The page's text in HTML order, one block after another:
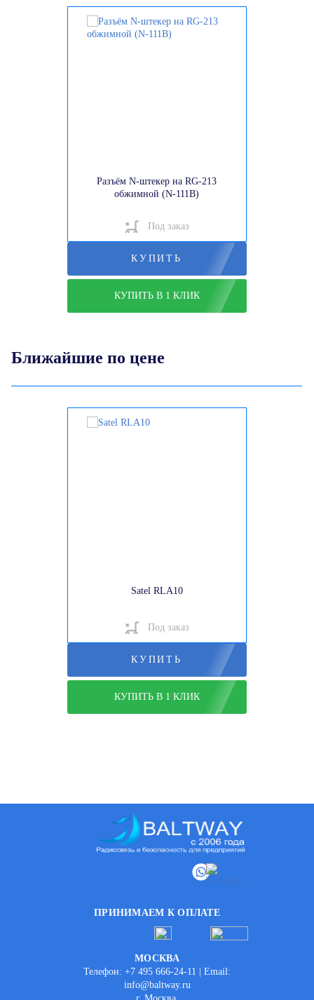
Разъём N-штекер на RG-213
обжимной (N-111B)
Под заказ
КУПИТЬ
КУПИТЬ В 1 КЛИК
Ближайшие по цене
Satel RLA10
Под заказ
КУПИТЬ
КУПИТЬ В 1 КЛИК
ПРИНИМАЕМ К ОПЛАТЕ
МОСКВА
Телефон: +7 495 666-24-11 | Email:
info@baltway.ru